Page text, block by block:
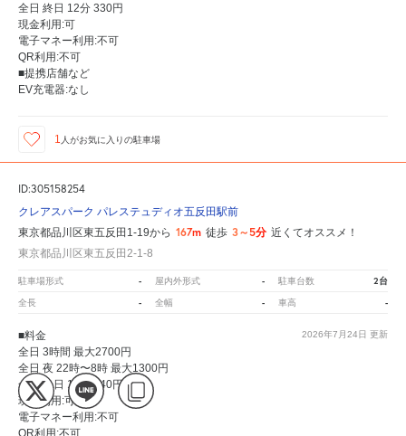
全日 終日 12分 330円
現金利用:可
電子マネー利用:不可
QR利用:不可
■提携店舗など
EV充電器:なし
1 人がお気に入りの駐車場
ID:305158254
クレアスパーク パレステュディオ五反田駅前
東京都品川区東五反田1-19から 167m 徒歩 3～5分 近くてオススメ！
東京都品川区東五反田2-1-8
駐車場形式 - 屋内外形式 - 駐車台数 2台
全長 - 全幅 - 車高 -
2026年7月24日 更新
■料金
全日 3時間 最大2700円
全日 夜 22時〜8時 最大1300円
全日 終日 12分 440円
現金利用:可
電子マネー利用:不可